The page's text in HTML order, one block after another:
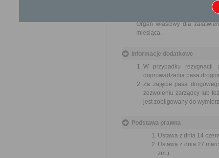
lepszego zaspokajania
Organ właściwy dla
miesiąca.
Informacje dodatkowe
W przypadku rezygnacji
doprowadzenia pasa
Za zajęcie pasa
zezwoleniu zarządcy lub
jest zobligowany do
Podstawa prawna
Ustawa z dnia 14
Ustawa z dnia 27
zm.)